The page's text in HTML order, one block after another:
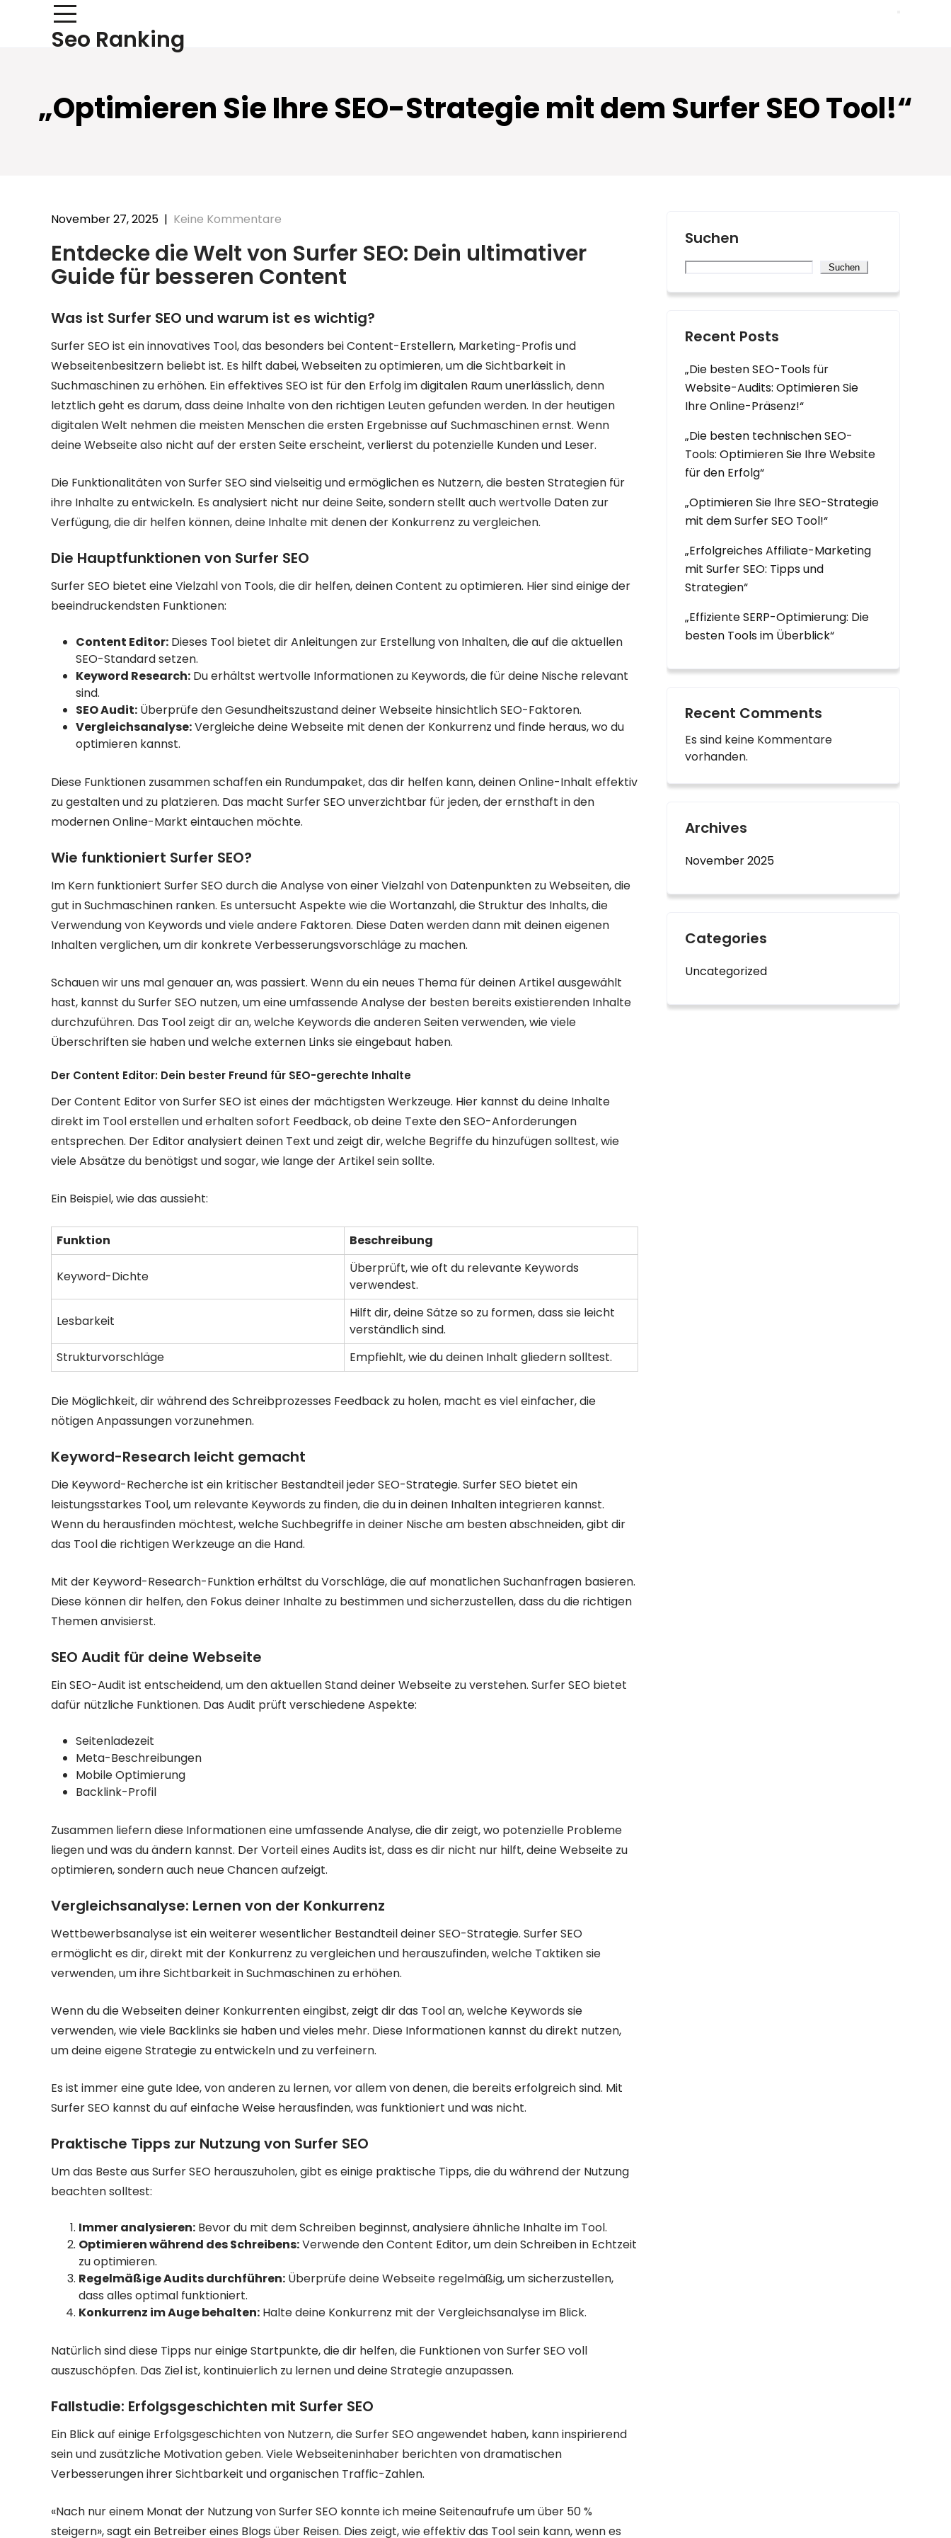
Seo Ranking
„Optimieren Sie Ihre SEO-Strategie mit dem Surfer SEO Tool!“
November 27, 2025 | Keine Kommentare
Entdecke die Welt von Surfer SEO: Dein ultimativer
Guide für besseren Content
Was ist Surfer SEO und warum ist es wichtig?
Surfer SEO ist ein innovatives Tool, das besonders bei Content-Erstellern, Marketing-Profis und
Webseitenbesitzern beliebt ist. Es hilft dabei, Webseiten zu optimieren, um die Sichtbarkeit in
Suchmaschinen zu erhöhen. Ein effektives SEO ist für den Erfolg im digitalen Raum unerlässlich, denn
letztlich geht es darum, dass deine Inhalte von den richtigen Leuten gefunden werden. In der heutigen
digitalen Welt nehmen die meisten Menschen die ersten Ergebnisse auf Suchmaschinen ernst. Wenn
deine Webseite also nicht auf der ersten Seite erscheint, verlierst du potenzielle Kunden und Leser.
Die Funktionalitäten von Surfer SEO sind vielseitig und ermöglichen es Nutzern, die besten Strategien für
ihre Inhalte zu entwickeln. Es analysiert nicht nur deine Seite, sondern stellt auch wertvolle Daten zur
Verfügung, die dir helfen können, deine Inhalte mit denen der Konkurrenz zu vergleichen.
Die Hauptfunktionen von Surfer SEO
Surfer SEO bietet eine Vielzahl von Tools, die dir helfen, deinen Content zu optimieren. Hier sind einige der
beeindruckendsten Funktionen:
Content Editor: Dieses Tool bietet dir Anleitungen zur Erstellung von Inhalten, die auf die aktuellen
SEO-Standard setzen.
Keyword Research: Du erhältst wertvolle Informationen zu Keywords, die für deine Nische relevant
sind.
SEO Audit: Überprüfe den Gesundheitszustand deiner Webseite hinsichtlich SEO-Faktoren.
Vergleichsanalyse:Vergleiche deine Webseite mit denen der Konkurrenz und finde heraus, wo du
optimieren kannst.
Diese Funktionen zusammen schaffen ein Rundumpaket, das dir helfen kann, deinen Online-Inhalt effektiv
zu gestalten und zu platzieren. Das macht Surfer SEO unverzichtbar für jeden, der ernsthaft in den
modernen Online-Markt eintauchen möchte.
Wie funktioniert Surfer SEO?
Im Kern funktioniert Surfer SEO durch die Analyse von einer Vielzahl von Datenpunkten zu Webseiten, die
gut in Suchmaschinen ranken. Es untersucht Aspekte wie die Wortanzahl, die Struktur des Inhalts, die
Verwendung von Keywords und viele andere Faktoren. Diese Daten werden dann mit deinen eigenen
Inhalten verglichen, um dir konkrete Verbesserungsvorschläge zu machen.
Schauen wir uns mal genauer an, was passiert. Wenn du ein neues Thema für deinen Artikel ausgewählt
hast, kannst du Surfer SEO nutzen, um eine umfassende Analyse der besten bereits existierenden Inhalte
durchzuführen. Das Tool zeigt dir an, welche Keywords die anderen Seiten verwenden, wie viele
Überschriften sie haben und welche externen Links sie eingebaut haben.
Der Content Editor: Dein bester Freund für SEO-gerechte Inhalte
Der Content Editor von Surfer SEO ist eines der mächtigsten Werkzeuge. Hier kannst du deine Inhalte
direkt im Tool erstellen und erhalten sofort Feedback, ob deine Texte den SEO-Anforderungen
entsprechen. Der Editor analysiert deinen Text und zeigt dir, welche Begriffe du hinzufügen solltest, wie
viele Absätze du benötigst und sogar, wie lange der Artikel sein sollte.
Ein Beispiel, wie das aussieht:
Funktion Beschreibung
Keyword-Dichte
Überprüft, wie oft du relevante Keywords
verwendest.
Lesbarkeit
Hilft dir, deine Sätze so zu formen, dass sie leicht
verständlich sind.
Strukturvorschläge
Empfiehlt, wie du deinen Inhalt gliedern solltest.
Die Möglichkeit, dir während des Schreibprozesses Feedback zu holen, macht es viel einfacher, die
nötigen Anpassungen vorzunehmen.
Keyword-Research leicht gemacht
Die Keyword-Recherche ist ein kritischer Bestandteil jeder SEO-Strategie. Surfer SEO bietet ein
leistungsstarkes Tool, um relevante Keywords zu finden, die du in deinen Inhalten integrieren kannst.
Wenn du herausfinden möchtest, welche Suchbegriffe in deiner Nische am besten abschneiden, gibt dir
das Tool die richtigen Werkzeuge an die Hand.
Mit der Keyword-Research-Funktion erhältst du Vorschläge, die auf monatlichen Suchanfragen basieren.
Diese können dir helfen, den Fokus deiner Inhalte zu bestimmen und sicherzustellen, dass du die richtigen
Themen anvisierst.
SEO Audit für deine Webseite
Ein SEO-Audit ist entscheidend, um den aktuellen Stand deiner Webseite zu verstehen. Surfer SEO bietet
dafür nützliche Funktionen. Das Audit prüft verschiedene Aspekte:
Seitenladezeit
Meta-Beschreibungen
Mobile Optimierung
Backlink-Profil
Zusammen liefern diese Informationen eine umfassende Analyse, die dir zeigt, wo potenzielle Probleme
liegen und was du ändern kannst. Der Vorteil eines Audits ist, dass es dir nicht nur hilft, deine Webseite zu
optimieren, sondern auch neue Chancen aufzeigt.
Vergleichsanalyse: Lernen von der Konkurrenz
Wettbewerbsanalyse ist ein weiterer wesentlicher Bestandteil deiner SEO-Strategie. Surfer SEO
ermöglicht es dir, direkt mit der Konkurrenz zu vergleichen und herauszufinden, welche Taktiken sie
verwenden, um ihre Sichtbarkeit in Suchmaschinen zu erhöhen.
Wenn du die Webseiten deiner Konkurrenten eingibst, zeigt dir das Tool an, welche Keywords sie
verwenden, wie viele Backlinks sie haben und vieles mehr. Diese Informationen kannst du direkt nutzen,
um deine eigene Strategie zu entwickeln und zu verfeinern.
Es ist immer eine gute Idee, von anderen zu lernen, vor allem von denen, die bereits erfolgreich sind. Mit
Surfer SEO kannst du auf einfache Weise herausfinden, was funktioniert und was nicht.
Praktische Tipps zur Nutzung von Surfer SEO
Um das Beste aus Surfer SEO herauszuholen, gibt es einige praktische Tipps, die du während der Nutzung
beachten solltest:
Immer analysieren: Bevor du mit dem Schreiben beginnst, analysiere ähnliche Inhalte im Tool.
Optimieren während des Schreibens:Verwende den Content Editor, um dein Schreiben in Echtzeit
zu optimieren.
Regelmäßige Audits durchführen: Überprüfe deine Webseite regelmäßig, um sicherzustellen,
dass alles optimal funktioniert.
Konkurrenz im Auge behalten: Halte deine Konkurrenz mit der Vergleichsanalyse im Blick.
Natürlich sind diese Tipps nur einige Startpunkte, die dir helfen, die Funktionen von Surfer SEO voll
auszuschöpfen. Das Ziel ist, kontinuierlich zu lernen und deine Strategie anzupassen.
Fallstudie: Erfolgsgeschichten mit Surfer SEO
Ein Blick auf einige Erfolgsgeschichten von Nutzern, die Surfer SEO angewendet haben, kann inspirierend
sein und zusätzliche Motivation geben. Viele Webseiteninhaber berichten von dramatischen
Verbesserungen ihrer Sichtbarkeit und organischen Traffic-Zahlen.
«Nach nur einem Monat der Nutzung von Surfer SEO konnte ich meine Seitenaufrufe um über 50 %
steigern», sagt ein Betreiber eines Blogs über Reisen. Dies zeigt, wie effektiv das Tool sein kann, wenn es
Suchen
Suchen
Recent Posts
„Die besten SEO-Tools für
Website-Audits: Optimieren Sie
Ihre Online-Präsenz!“
„Die besten technischen SEO-
Tools: Optimieren Sie Ihre Website
für den Erfolg“
„Optimieren Sie Ihre SEO-Strategie
mit dem Surfer SEO Tool!“
„Erfolgreiches Affiliate-Marketing
mit Surfer SEO: Tipps und
Strategien“
„Effiziente SERP-Optimierung: Die
besten Tools im Überblick“
Recent Comments
Es sind keine Kommentare
vorhanden.
Archives
November 2025
Categories
Uncategorized